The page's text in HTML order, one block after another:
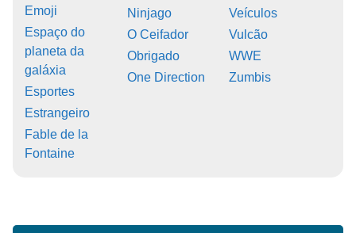
Emoji
Espaço do
planeta da
galáxia
Esportes
Estrangeiro
Fable de la
Fontaine
Ninjago
O Ceifador
Obrigado
One Direction
Veículos
Vulcão
WWE
Zumbis